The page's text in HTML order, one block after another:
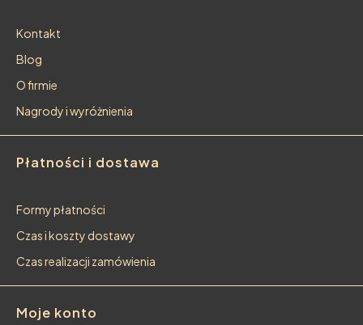
Kontakt
Blog
O firmie
Nagrody i wyróżnienia
Płatności i dostawa
Formy płatności
Czas i koszty dostawy
Czas realizacji zamówienia
Moje konto